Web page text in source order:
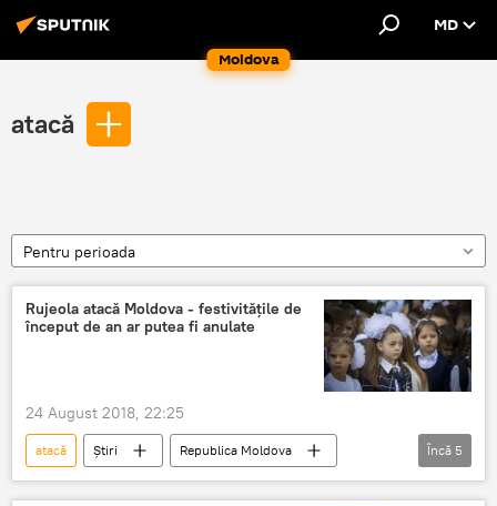
Moldova
MD
atacă
Pentru perioada
Rujeola atacă Moldova - festivitățile de
început de an ar putea fi anulate
24 August 2018, 22:25
atacă Știri
Republica Moldova
Societate
Gagauzia
Moldova
Încă 5